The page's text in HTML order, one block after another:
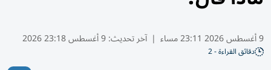
9 أغسطس 2026 23:11 مساء | آخر تحديث:9 أغسطس 23:18 2026
دقائق القراءة - 2